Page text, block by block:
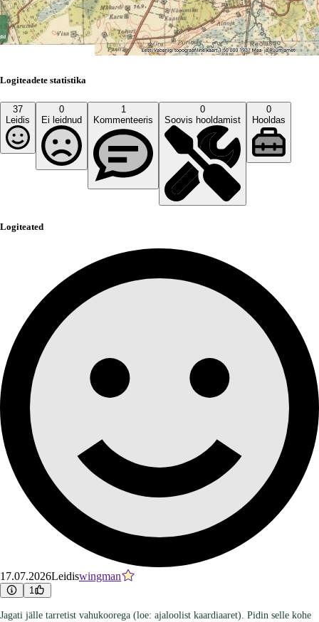
Logiteadete statistika
37
Leidis
0
Ei leidnud
1
Kommenteeris
0
Soovis hooldamist
0
Hooldas
Logiteated
17.07.2026Leidiswingman
1
Jagati jälle tarretist vahukoorega (loe: ajaloolist kaardiaaret). Pidin selle kohe